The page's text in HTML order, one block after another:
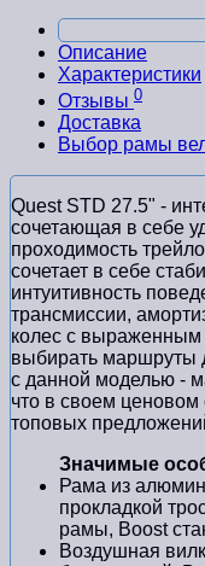
Описание
Характеристики
Отзывы 0
Доставка
Выбор рамы
Quest STD 27.5" -
сочетающая в себе
проходимость
сочетает в себе
интуитивность
трансмиссии,
колес с выраженным
выбирать маршруты
с данной моделью -
что в своем ценовом
топовых
Значимые
Рама из
прокладкой
рамы, Boost
Воздушная